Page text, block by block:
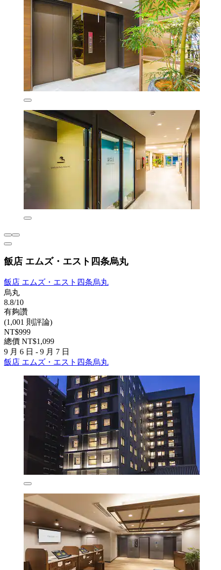
飯店 エムズ・エスト四条烏丸
飯店 エムズ・エスト四条烏丸
烏丸
8.8/10
有夠讚
(1,001 則評論)
NT$999
總價 NT$1,099
9 月 6 日 - 9 月 7 日
飯店 エムズ・エスト四条烏丸